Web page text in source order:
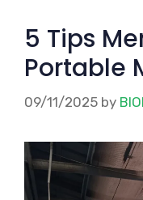
5 Tips
Portable
09/11/2025 by